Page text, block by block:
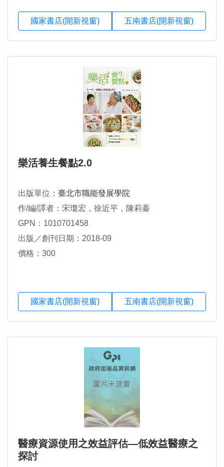
國家書店(開新視窗) 五南書店(開新視窗)
樂活養生餐點2.0
出版單位： 臺北市職能發展學院
作/編/譯者：宋瓊宏，徐近平，陳莉蓁
GPN：1010701458
出版／創刊日期：2018-09
價格：300
國家書店(開新視窗) 五南書店(開新視窗)
醫療資源使用之效益評估―低效益醫療之
探討